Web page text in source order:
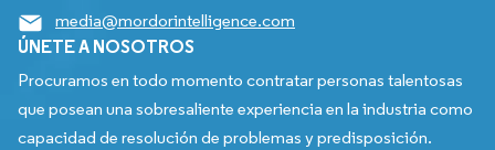
media@mordorintelligence.com
ÚNETE A NOSOTROS
Procuramos en todo momento contratar personas talentosas
que posean una sobresaliente experiencia en la industria como
capacidad de resolución de problemas y predisposición.